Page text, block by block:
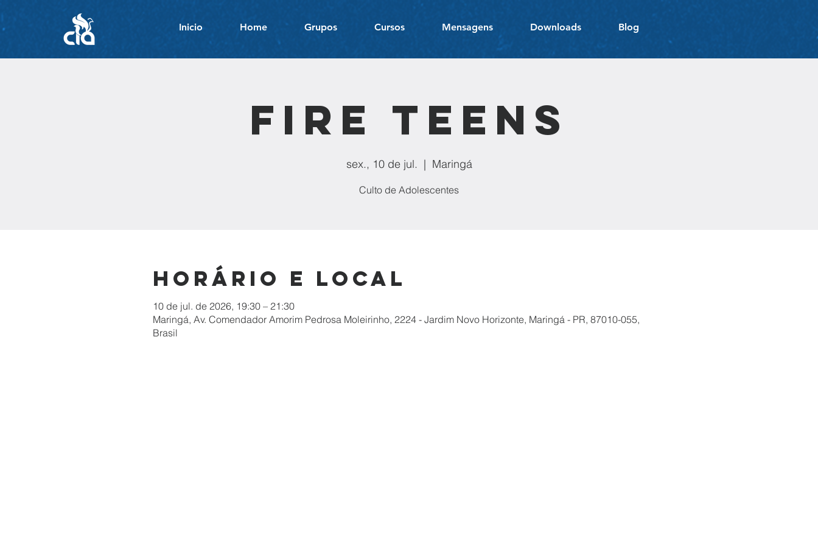
Inicio Home Grupos Cursos Mensagens Downloads Blog
Fire Teens
sex., 10 de jul.
  |
Maringá
Culto de Adolescentes
Horário e local
10 de jul. de 2026, 19:30 – 21:30
Maringá, Av. Comendador Amorim Pedrosa Moleirinho, 2224 - Jardim Novo Horizonte, Maringá - PR, 87010-055,
Brasil